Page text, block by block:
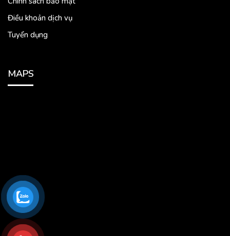
Điều khoản dịch vụ
Tuyển dụng
MAPS